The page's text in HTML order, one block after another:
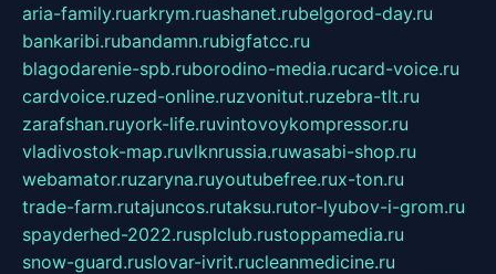
aria-family.ruarkrym.ruashanet.rubelgorod-day.ru
bankaribi.rubandamn.rubigfatcc.ru
blagodarenie-spb.ruborodino-media.rucard-voice.ru
cardvoice.ruzed-online.ruzvonitut.ruzebra-tlt.ru
zarafshan.ruyork-life.ruvintovoykompressor.ru
vladivostok-map.ruvlknrussia.ruwasabi-shop.ru
webamator.ruzaryna.ruyoutubefree.rux-ton.ru
trade-farm.rutajuncos.rutaksu.rutor-lyubov-i-grom.ru
spayderhed-2022.rusplclub.rustoppamedia.ru
snow-guard.ruslovar-ivrit.rucleanmedicine.ru